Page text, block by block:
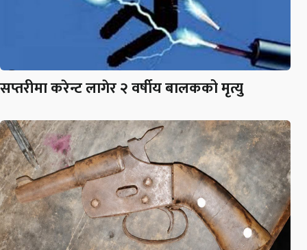
सप्तरीमा करेन्ट लागेर २ वर्षीय बालकको मृत्यु